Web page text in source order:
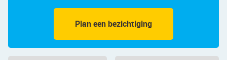
Plan een bezichtiging